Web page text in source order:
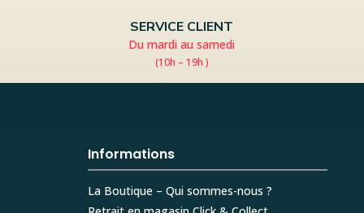
SERVICE CLIENT
Du mardi au samedi
(10h – 19h )
Informations
La Boutique – Qui sommes-nous ?